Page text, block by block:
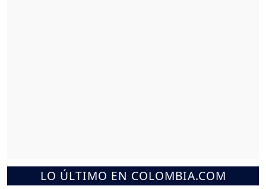
LO ÚLTIMO EN COLOMBIA.COM